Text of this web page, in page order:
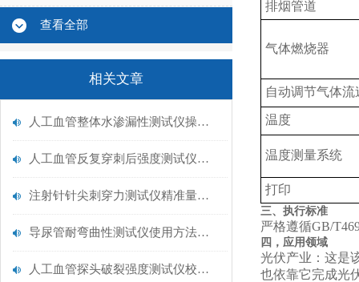
查看全部
相关文章
人工血管整体水渗漏性测试仪操作中最容易出错的步骤
人工血管反复穿刺后强度测试仪是什么？透析患者的“生命管“质量靠它把关！
注射针针尖刺穿力测试仪精准量化针尖锋利度，构筑临床安全防线
导尿管耐弯曲性测试仪使用方法与操作规范
人工血管探头破裂强度测试仪校准规范：精准赋能医疗安全的技术基准
排烟管道
气体燃烧器
自动调节气体流
温度
温度测量系统
打印
三、执行标准
严格遵循GB/
四，应用领域
光伏产业‌：这是
也依靠它完成光